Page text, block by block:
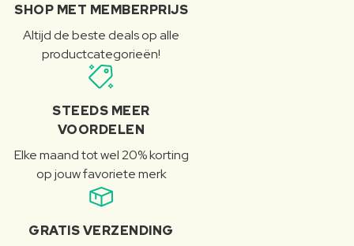
SHOP MET MEMBERPRIJS
Altijd de beste deals op alle
productcategorieën!
STEEDS MEER
VOORDELEN
Elke maand tot wel 20% korting
op jouw favoriete merk
GRATIS VERZENDING